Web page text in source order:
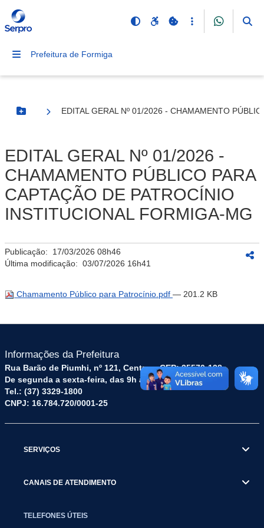
Prefeitura de Formiga
Botão Menu
EDITAL GERAL Nº 01/2026 - CHAMAMENTO
EDITAL GERAL Nº 01/2026 -
CHAMAMENTO PÚBLICO PARA
CAPTAÇÃO DE PATROCÍNIO
INSTITUCIONAL FORMIGA-MG
Publicação: 17/03/2026 08h46
Última modificação: 03/07/2026 16h41
Chamamento Público para Patrocínio.pdf — 201.2 KB
Informações da Prefeitura
Rua Barão de Piumhi, nº 121, Centro – CEP: 35570-128
De segunda a sexta-feira, das 9h às 16h
Tel.: (37) 3329-1800
CNPJ: 16.784.720/0001-25
SERVIÇOS
CANAIS DE ATENDIMENTO
TELEFONES ÚTEIS